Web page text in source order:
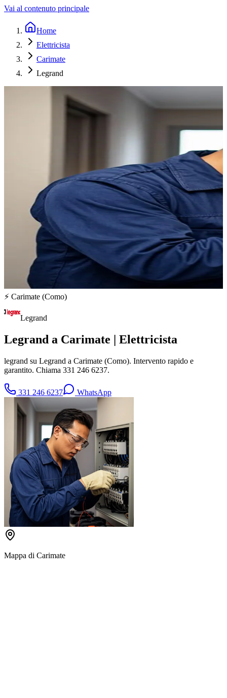
Vai al contenuto principale
Home
Elettricista
Carimate
Legrand
⚡ Carimate (Como)
Legrand
Legrand a Carimate | Elettricista
legrand su Legrand a Carimate (Como). Intervento rapido e
garantito. Chiama 331 246 6237.
331 246 6237 WhatsApp
Mappa di Carimate